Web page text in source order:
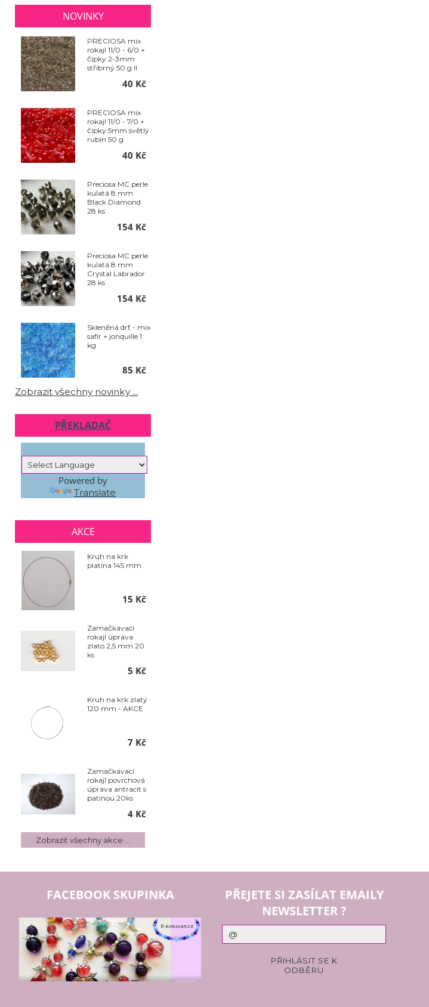
NOVINKY
PRECIOSA mix
rokajl 11/0 - 6/0 +
čípky 2-3mm
stříbrný 50 g II.
40 Kč
PRECIOSA mix
rokajl 11/0 - 7/0 +
čípky 5mm světlý
rubín 50 g
40 Kč
Preciosa MC perle
kulatá 8 mm
Black Diamond
28 ks
154 Kč
Preciosa MC perle
kulatá 8 mm
Crystal Labrador
28 ks
154 Kč
Skleněná drť - mix
safír + jonquille 1
kg
85 Kč
Zobrazit všechny novinky ...
PŘEKLADAČ
Powered by
Translate
AKCE
Kruh na krk
platina 145 mm
15 Kč
Zamačkávací
rokajl úprava
zlato 2,5 mm 20
ks
5 Kč
Kruh na krk zlatý
120 mm - AKCE
7 Kč
Zamačkávací
rokajl povrchová
úprava antracit s
patinou 20ks
4 Kč
Zobrazit všechny akce ...
FACEBOOK SKUPINKA
PŘEJETE SI ZASÍLAT EMAILY
NEWSLETTER ?